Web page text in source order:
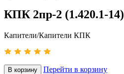
КПК 2пр-2 (1.420.1-14)
Капители/Капители КПК
В корзину Перейти в корзину